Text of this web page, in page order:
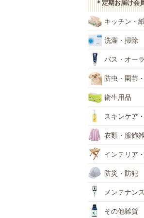
＊定期お届け会
キッチン・
洗濯・掃除
バス・オー
防虫・園芸
衛生用品
スキンケア
衣類・服飾
インテリア
防災・防犯
メンテナン
その他雑貨